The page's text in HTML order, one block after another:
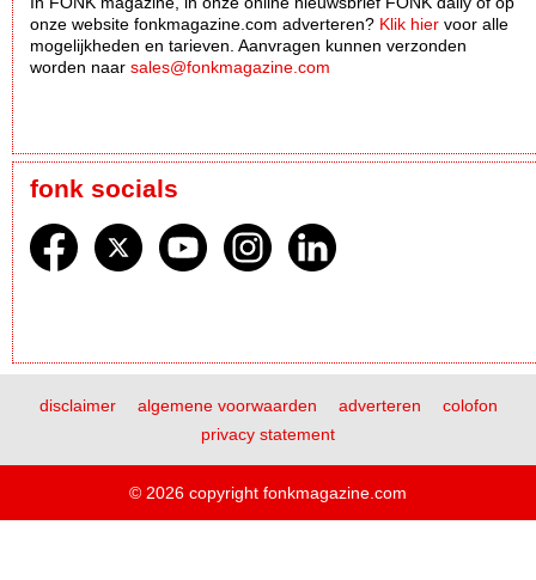
onze website fonkmagazine.com adverteren? Klik hier voor alle
mogelijkheden en tarieven. Aanvragen kunnen verzonden
worden naar sales@fonkmagazine.com
fonk socials
disclaimer algemene voorwaarden adverteren
colofon
privacy statement
© 2026 copyright fonkmagazine.com